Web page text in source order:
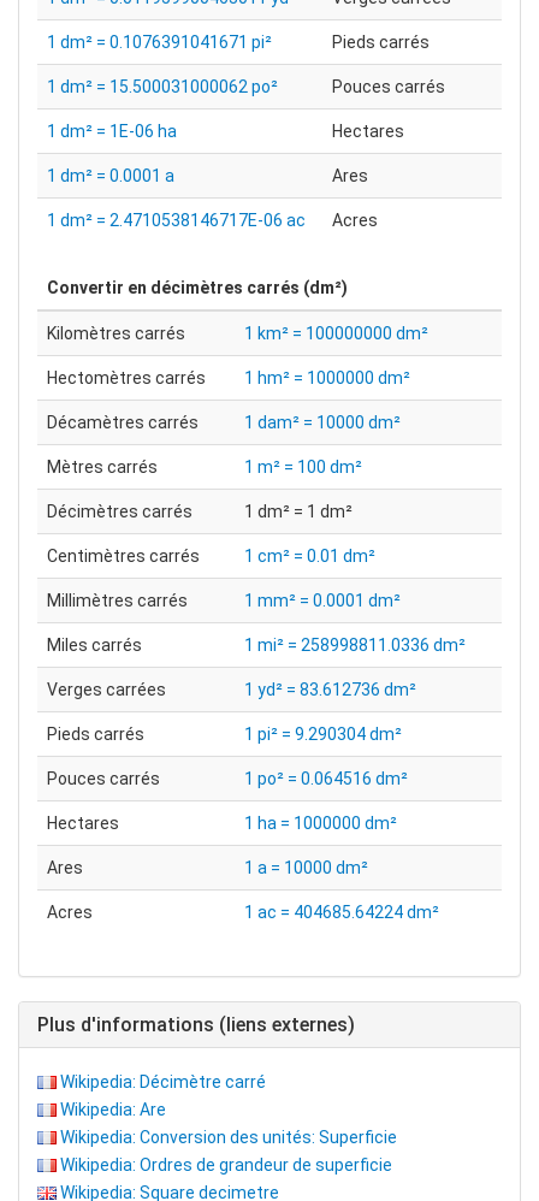
1 dm² = 0.1076391041671 pi² Pieds carrés
1 dm² = 15.500031000062 po² Pouces carrés
1 dm² = 1E-06 ha Hectares
1 dm² = 0.0001 a Ares
1 dm² = 2.4710538146717E-06 ac Acres
Convertir en décimètres carrés (dm²)
Kilomètres carrés 1 km² = 100000000 dm²
Hectomètres carrés 1 hm² = 1000000 dm²
Décamètres carrés 1 dam² = 10000 dm²
Mètres carrés 1 m² = 100 dm²
Décimètres carrés 1 dm² = 1 dm²
Centimètres carrés 1 cm² = 0.01 dm²
Millimètres carrés 1 mm² = 0.0001 dm²
Miles carrés 1 mi² = 258998811.0336 dm²
Verges carrées 1 yd² = 83.612736 dm²
Pieds carrés 1 pi² = 9.290304 dm²
Pouces carrés 1 po² = 0.064516 dm²
Hectares 1 ha = 1000000 dm²
Ares 1 a = 10000 dm²
Acres 1 ac = 404685.64224 dm²
Plus d'informations (liens externes)
Wikipedia: Décimètre carré
Wikipedia: Are
Wikipedia: Conversion des unités: Superficie
Wikipedia: Ordres de grandeur de superficie
Wikipedia: Square decimetre